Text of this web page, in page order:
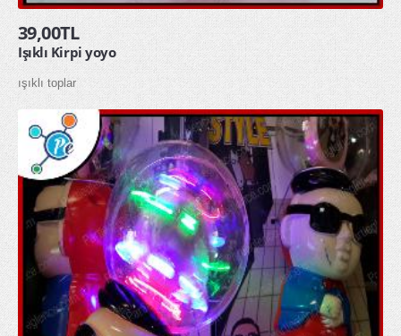
Parti Tabakları
Parti Taçları
Peçeteler
pon pon ponpon gösteri ponponu
uğur böceği kanadı
GLOW ÜRÜNLER
glow bardak
glow bileklik
glow buz
glow çubuk
39,00TL
Işıklı Kirpi yoyo
ışıklı toplar